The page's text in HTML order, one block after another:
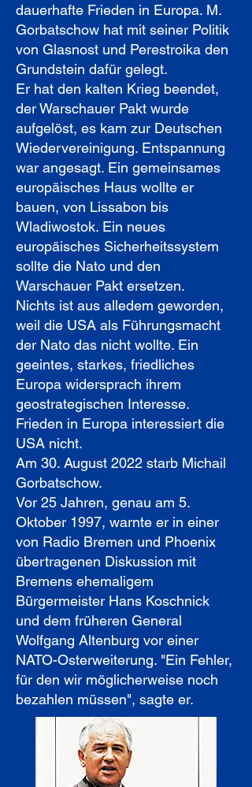
dauerhafte Frieden in Europa. M.
Gorbatschow hat mit seiner Politik
von Glasnost und Perestroika den
Grundstein dafür gelegt.
Er hat den kalten Krieg beendet,
der Warschauer Pakt wurde
aufgelöst, es kam zur Deutschen
Wiedervereinigung. Entspannung
war angesagt. Ein gemeinsames
europäisches Haus wollte er
bauen, von Lissabon bis
Wladiwostok. Ein neues
europäisches Sicherheitssystem
sollte die Nato und den
Warschauer Pakt ersetzen.
Nichts ist aus alledem geworden,
weil die USA als Führungsmacht
der Nato das nicht wollte. Ein
geeintes, starkes, friedliches
Europa widersprach ihrem
geostrategischen Interesse.
Frieden in Europa interessiert die
USA nicht.
Am 30. August 2022 starb Michail
Gorbatschow.
Vor 25 Jahren, genau am 5.
Oktober 1997, warnte er in einer
von Radio Bremen und Phoenix
übertragenen Diskussion mit
Bremens ehemaligem
Bürgermeister Hans Koschnick
und dem früheren General
Wolfgang Altenburg vor einer
NATO-Osterweiterung. "Ein Fehler,
für den wir möglicherweise noch
bezahlen müssen", sagte er.